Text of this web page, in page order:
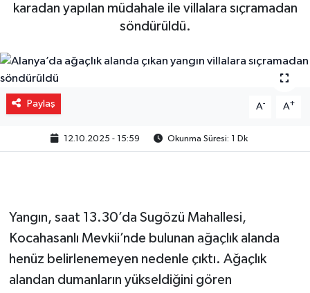
karadan yapılan müdahale ile villalara sıçramadan
söndürüldü.
Paylaş A- A+
12.10.2025 - 15:59 Okunma Süresi: 1 Dk
Yangın, saat 13.30’da Sugözü Mahallesi,
Kocahasanlı Mevkii’nde bulunan ağaçlık alanda
henüz belirlenemeyen nedenle çıktı. Ağaçlık
alandan dumanların yükseldiğini gören
Gündem
Politika
Spor